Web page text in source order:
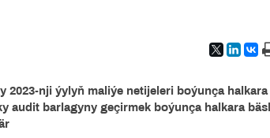
nji ýylyň maliýe netijeleri boýunça halkara
audit barlagyny geçirmek boýunça halkara